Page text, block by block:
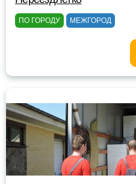
ПО ГОРОДУ МЕЖГОРОД